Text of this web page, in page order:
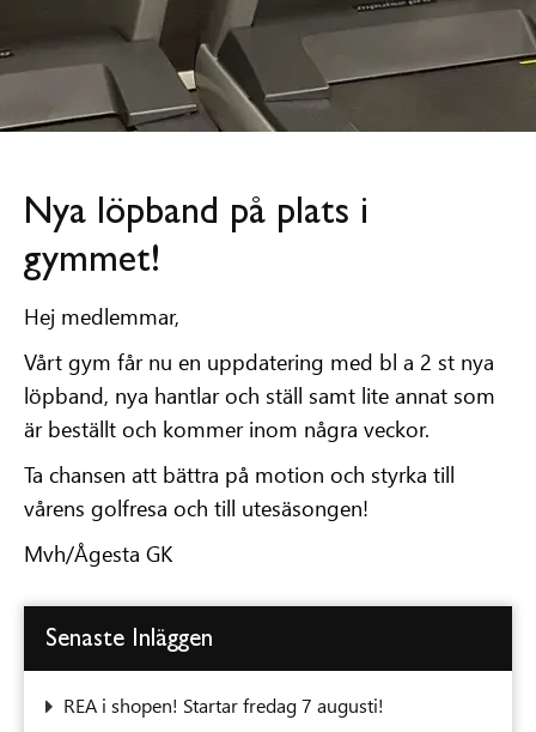
Nya löpband på plats i
gymmet!
Hej medlemmar,
Vårt gym får nu en uppdatering med bl a 2 st nya
löpband, nya hantlar och ställ samt lite annat som
är beställt och kommer inom några veckor.
Ta chansen att bättra på motion och styrka till
vårens golfresa och till utesäsongen!
Mvh/Ågesta GK
Senaste Inläggen
REA i shopen! Startar fredag 7 augusti!